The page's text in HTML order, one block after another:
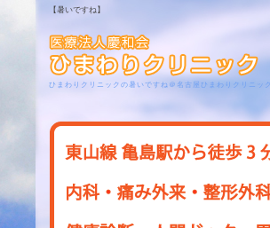
【暑いですね】
ひまわりクリニックの暑いですね＠名古屋ひまわりクリニッ